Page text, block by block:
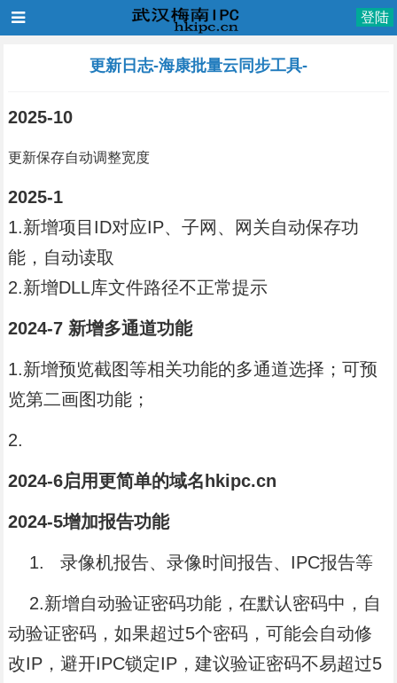
登陆
更新日志-海康批量云同步工具-
2025-10
更新保存自动调整宽度
2025-1
1.新增项目ID对应IP、子网、网关自动保存功
能，自动读取
2.新增DLL库文件路径不正常提示
2024-7 新增多通道功能
1.新增预览截图等相关功能的多通道选择；可预
览第二画图功能；
2.
2024-6启用更简单的域名hkipc.cn
2024-5增加报告功能
1. 录像机报告、录像时间报告、IPC报告等
2.新增自动验证密码功能，在默认密码中，自
动验证密码，如果超过5个密码，可能会自动修
改IP，避开IPC锁定IP，建议验证密码不易超过5